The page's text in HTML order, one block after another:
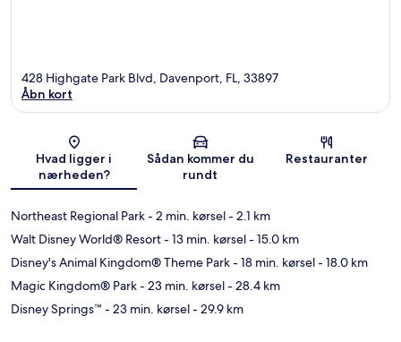
Kort
428 Highgate Park Blvd, Davenport, FL, 33897
Åbn kort
Hvad ligger i
nærheden?
Sådan kommer du
rundt
Restauranter
Northeast Regional Park- 2 min. kørsel- 2.1 km
Walt Disney World® Resort- 13 min. kørsel- 15.0 km
Disney's Animal Kingdom® Theme Park- 18 min. kørsel- 18.0 km
Magic Kingdom® Park- 23 min. kørsel- 28.4 km
Disney Springs™ - 23 min. kørsel- 29.9 km